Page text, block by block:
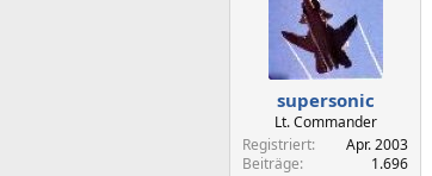
supersonic
Lt. Commander
Registriert
Apr. 2003
Beiträge
1.696